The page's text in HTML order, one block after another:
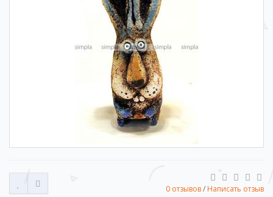
0 отзывов/ Написать отзыв